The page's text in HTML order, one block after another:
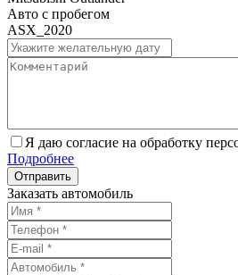
Авто с пробегом
ASX_2020
Я даю согласие на обработку
Подробнее
Заказать автомобиль